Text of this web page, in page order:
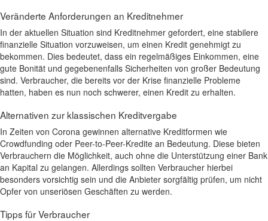
Veränderte Anforderungen an Kreditnehmer
In der aktuellen Situation sind Kreditnehmer gefordert, eine stabilere
finanzielle Situation vorzuweisen, um einen Kredit genehmigt zu
bekommen. Dies bedeutet, dass ein regelmäßiges Einkommen, eine
gute Bonität und gegebenenfalls Sicherheiten von großer Bedeutung
sind. Verbraucher, die bereits vor der Krise finanzielle Probleme
hatten, haben es nun noch schwerer, einen Kredit zu erhalten.
Alternativen zur klassischen Kreditvergabe
In Zeiten von Corona gewinnen alternative Kreditformen wie
Crowdfunding oder Peer-to-Peer-Kredite an Bedeutung. Diese bieten
Verbrauchern die Möglichkeit, auch ohne die Unterstützung einer Bank
an Kapital zu gelangen. Allerdings sollten Verbraucher hierbei
besonders vorsichtig sein und die Anbieter sorgfältig prüfen, um nicht
Opfer von unseriösen Geschäften zu werden.
Tipps für Verbraucher